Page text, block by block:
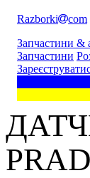
Razborki
com
Запчастини &
Запчастини